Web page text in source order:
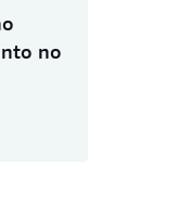
no